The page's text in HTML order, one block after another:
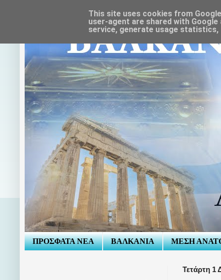
ΠΡΟΣΦΑΤΑ ΝΕΑ ΒΑΛΚΑΝΙΑ ΜΕΣΗ
Τετάρτη 1
This site uses cookies from
user-agent are shared with
service, generate usage statistics,